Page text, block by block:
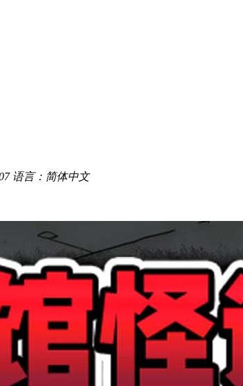
语言：简体中文